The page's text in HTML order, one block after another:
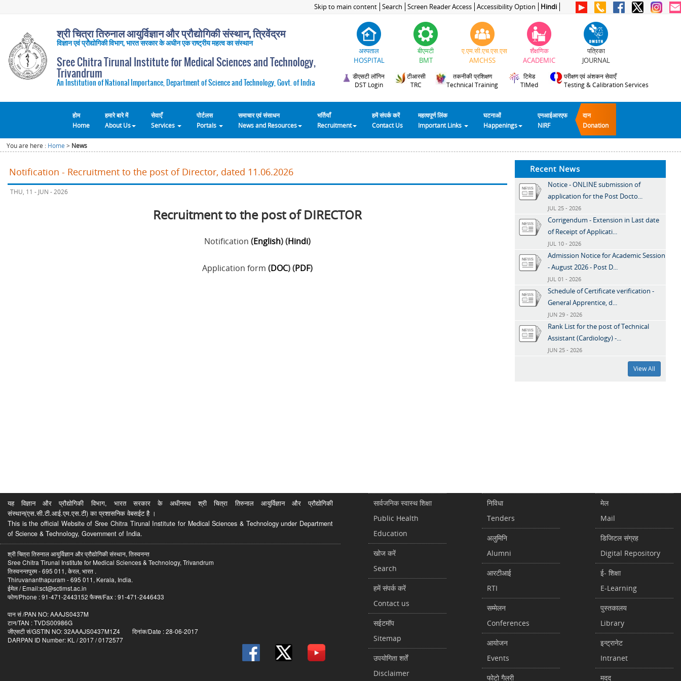
Skip to main content Search Screen Reader Access Accessibility Option Hindi
श्री चित्रा तिरुनाल आयुर्विज्ञान और प्रौद्योगिकी संस्थान, त्रिवेंद्रम
विज्ञान एवं प्रौद्योगिकी विभाग, भारत सरकार के अधीन एक राष्ट्रीय महत्व का संस्थान
Sree Chitra Tirunal Institute for Medical Sciences and Technology,
Trivandrum
An Institution of National Importance, Department of Science and Technology, Govt. of India
अस्पताल
HOSPITAL
बीएमटी
BMT
ए.एम.सी.एच.एस.एस
AMCHSS
शैक्षणिक
ACADEMIC
पत्रिका
JOURNAL
डीएसटी लॉगिन
DST Login
टीआरसी
TRC
तकनीकी प्रशिक्षण
Technical Training
टिमेड
TIMed
परीक्षण एवं अंशकन सेवाएँ
Testing & Calibration Services
होम
Home
हमारे बारे में
About Us
सेवाएँ
Services
पोर्टलस
Portals
समाचार एवं संसाधन
News and Resources
भर्तियाँ
Recruitment
हमें संपर्क करें
Contact Us
महत्वपूर्ण लिंक
Important Links
घटनाओं
Happenings
एनआईआरएफ
NIRF
दान
Donation
You are here : Home > News
Notification - Recruitment to the post of Director, dated 11.06.2026
THU, 11 - JUN - 2026
Recruitment to the post of DIRECTOR
Notification (English) (Hindi)
Application form (DOC) (PDF)
Recent News
Notice - ONLINE submission of
application for the Post Docto...
JUL 25 - 2026
Corrigendum - Extension in Last date
of Receipt of Applicati...
JUL 10 - 2026
Admission Notice for Academic Session
- August 2026 - Post D...
JUL 01 - 2026
Schedule of Certificate verification -
General Apprentice, d...
JUN 29 - 2026
Rank List for the post of Technical
Assistant (Cardiology) -...
JUN 25 - 2026
View All
यह विज्ञान और प्रौद्योगिकी विभाग, भारत सरकार के अधीनस्थ श्री चित्रा तिरुनाल आयुर्विज्ञान और प्रौद्योगिकी
संस्थान(एस.सी.टी.आई.एम.एस.टी) का प्रशासनिक वेबसईट है ।
This is the official Website of Sree Chitra Tirunal Institute for Medical Sciences & Technology under Department
of Science & Technology, Government of India.
श्री चित्रा तिरुनाल आयुर्विज्ञान और प्रौद्योगिकी संस्थान, तिरुवनन्त
Sree Chitra Tirunal Institute for Medical Sciences & Technology, Trivandrum
तिरुवनन्तपुरम - 695 011, केरल, भारत .
Thiruvananthapuram - 695 011, Kerala, India.
ईमेल / Email:sct@sctimst.ac.in
फोण/Phone : 91-471-2443152 फैक्स/Fax : 91-471-2446433
पान सं /PAN NO: AAAJS0437M
टान/TAN : TVDS00986G
जीएसटी सं/GSTIN NO: 32AAAJS0437M1Z4 दिनांक/Date : 28-06-2017
DARPAN ID Number: KL / 2017 / 0172577
सार्वजनिक स्वास्थ शिक्षा
Public Health
Education
खोज करें
Search
हमें संपर्क करें
Contact us
सईटमॉप
Sitemap
उपयोगिता शर्तें
Disclaimer
निविधा
Tenders
अलुमिनि
Alumni
आरटीआई
RTI
सम्मेलन
Conferences
आयोजन
Events
फोटो गैलरी
मेल
Mail
डिजिटल संग्रह
Digital Repository
ई- शिक्षा
E-Learning
पुस्तकालय
Library
इन्ट्रानेट
Intranet
मदद